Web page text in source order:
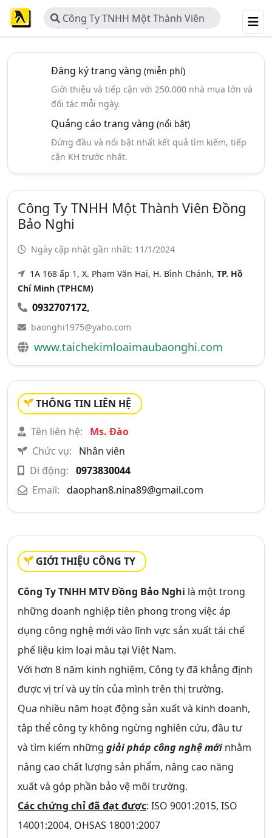
Công Ty TNHH Một Thành Viên
Đồng Bảo Nghi
Đăng ký trang vàng (miễn phí)
Giới thiệu và tiếp cận với 250.000 nhà mua lớn và
đối tác mỗi ngày.
Quảng cáo trang vàng (nổi bật)
Đứng đầu và nổi bật nhất kết quả tìm kiếm, tiếp
cận KH trước nhất.
Công Ty TNHH Một Thành Viên Đồng
Bảo Nghi
Ngày cập nhật gần nhất: 11/1/2024
1A 168 ấp 1, X. Phạm Văn Hai, H. Bình Chánh, TP. Hồ
Chí Minh (TPHCM)
0932707172,
baonghi1975@yaho.com
www.taichekimloaimaubaonghi.com
THÔNG TIN LIÊN HỆ
Tên liên hệ:
Ms. Đào
Chức vụ:
Nhân viên
Di động: 0973830044
Email: daophan8.nina89@gmail.com
GIỚI THIỆU CÔNG TY
Công Ty TNHH MTV Đồng Bảo Nghi là một trong
những doanh nghiệp tiên phong trong việc áp
dụng công nghệ mới vào lĩnh vực sản xuất tái chế
phế liệu kim loại màu tại Việt Nam.
Với hơn 8 năm kinh nghiệm, Công ty đã khẳng định
được vị trí và uy tín của mình trên thị trường.
Qua nhiều năm hoạt động sản xuất và kinh doanh,
tâp thể công ty không ngừng nghiên cứu, đầu tư
và tìm kiếm những giải pháp công nghệ mới nhằm
nâng cao chất lượng sản phẩm, nâng cao năng
xuất và góp phần bảo vệ môi trường.
Các chứng chỉ đã đạt được: ISO 9001:2015, ISO
14001:2004, OHSAS 18001:2007